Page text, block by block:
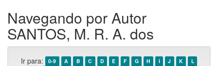
Navegando por Autor
SANTOS, M. R. A. dos
Ir para: 0-9 A B C D E F G H I J K
L